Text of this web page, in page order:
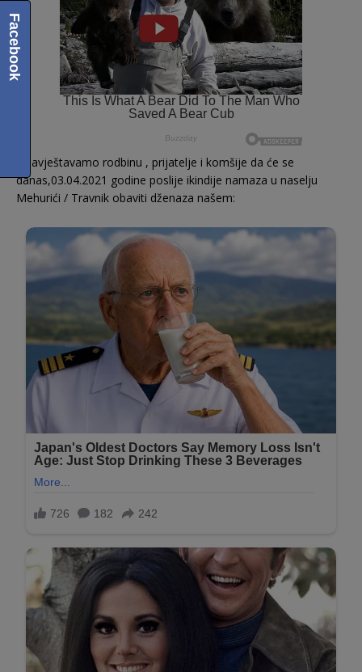
Obavještavamo rodbinu , prijatelje i komšije da će se
danas,03.04.2021 godine poslije ikindije namaza u naselju
Mehurići / Travnik obaviti dženaza našem:
Facebook